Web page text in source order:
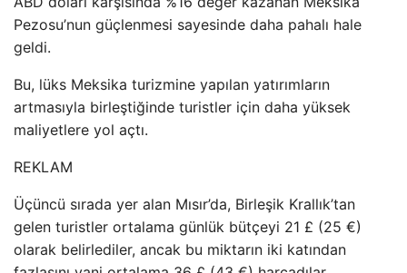
Pezosu’nun güçlenmesi sayesinde daha pahalı hale
geldi.
Bu, lüks Meksika turizmine yapılan yatırımların
artmasıyla birleştiğinde turistler için daha yüksek
maliyetlere yol açtı.
REKLAM
Üçüncü sırada yer alan Mısır’da, Birleşik Krallık’tan
gelen turistler ortalama günlük bütçeyi 21 £ (25 €)
olarak belirlediler, ancak bu miktarın iki katından